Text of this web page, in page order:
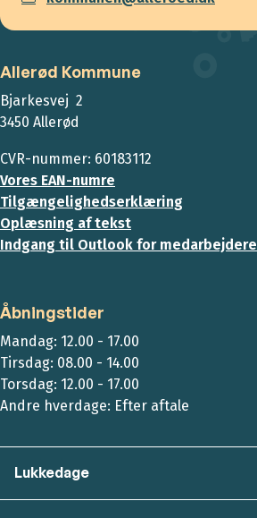
Allerød Kommune
Bjarkesvej 2
3450 Allerød
CVR-nummer: 60183112
Vores EAN-numre
Tilgængelighedserklæring
Oplæsning af tekst
Indgang til Outlook for medarbejdere
Åbningstider
Mandag: 12.00 - 17.00
Tirsdag: 08.00 - 14.00
Torsdag: 12.00 - 17.00
Andre hverdage: Efter aftale
Lukkedage